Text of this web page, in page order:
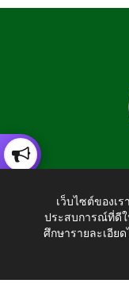
อำเภอบ้านม่วง จังห
E-mail
เว็บไซต์ของเ
ประสบการณ์ที่ดี
ศึกษารายละเอีย